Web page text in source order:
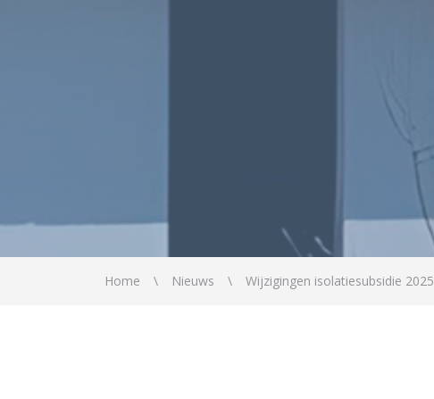
Home Nieuws Wijzigingen isolatiesubsidie 2025